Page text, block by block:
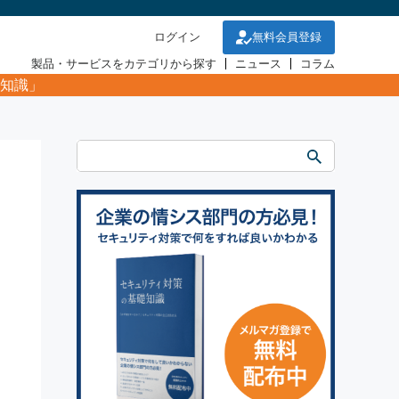
ログイン
無料会員登録
製品・サービスをカテゴリから探す
ニュース コラム
識」